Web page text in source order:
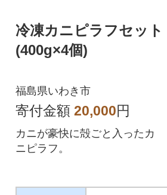
冷凍カニピラフセット
(400g×4個)
福島県いわき市
寄付金額 20,000円
カニが豪快に殻ごと入ったカ
ニピラフ。